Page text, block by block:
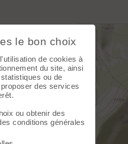
Croix (Croix de
la Croix (Croix
le bon choix
de cookies à
du site, ainsi
ou de
des services
ou obtenir des
conditions générales